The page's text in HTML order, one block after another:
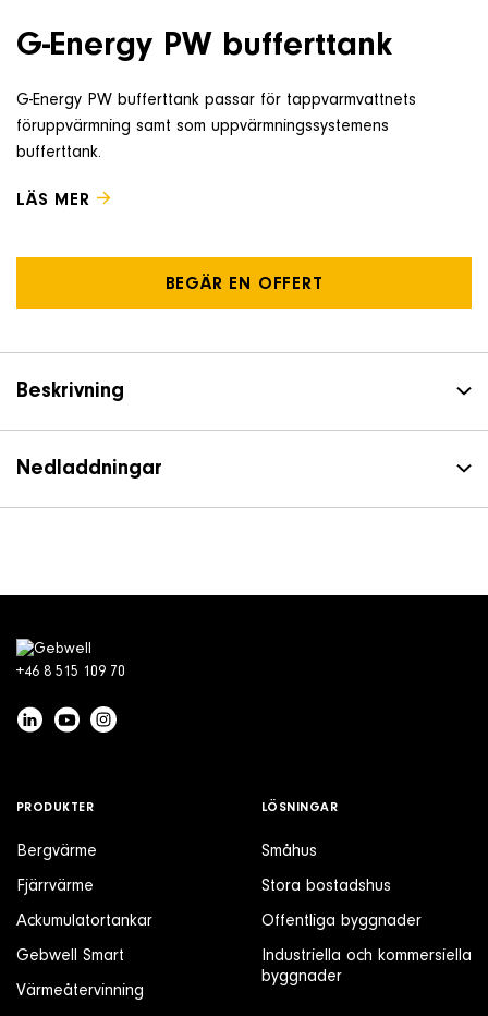
Om företaget
Kontakt & Support
G-Energy PW bufferttank
G-Energy PW bufferttank passar för tappvarmvattnets
föruppvärmning samt som uppvärmningssystemens
bufferttank.
LÄS MER
BEGÄR EN OFFERT
Beskrivning
Nedladdningar
+46 8 515 109 70
PRODUKTER
Bergvärme
Fjärrvärme
Ackumulatortankar
Gebwell Smart
Värmeåtervinning
LÖSNINGAR
Småhus
Stora bostadshus
Offentliga byggnader
Industriella och kommersiella
byggnader